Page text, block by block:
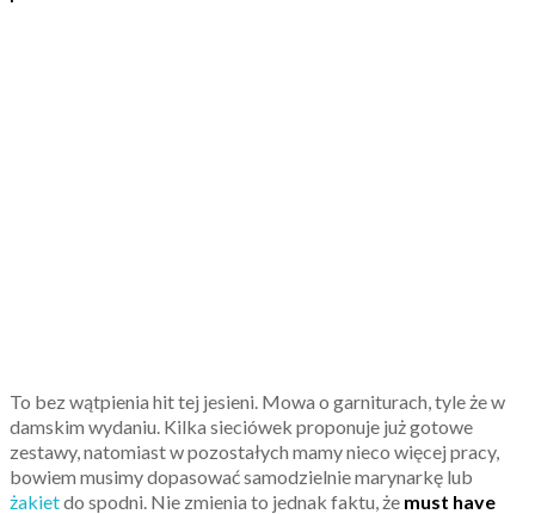
To bez wątpienia hit tej jesieni. Mowa o garniturach, tyle że w
damskim wydaniu. Kilka sieciówek proponuje już gotowe
zestawy, natomiast w pozostałych mamy nieco więcej pracy,
bowiem musimy dopasować samodzielnie marynarkę lub
żakietdo spodni. Nie zmienia to jednak faktu, że must have